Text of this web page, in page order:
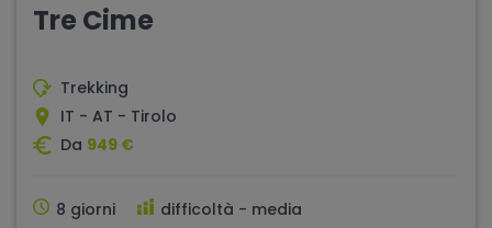
Tre Cime
Trekking
IT - AT - Tirolo
Da 949 €
8 giorni difficoltà - media